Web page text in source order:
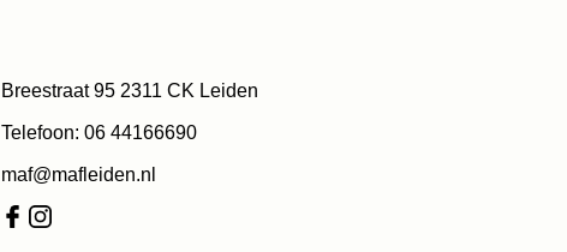
Breestraat 95 2311 CK Leiden
Telefoon: 06 44166690
maf@mafleiden.nl